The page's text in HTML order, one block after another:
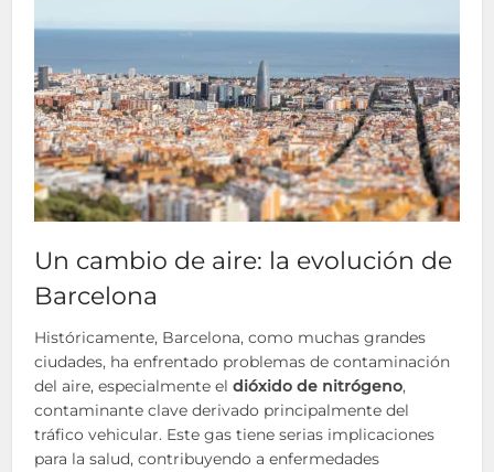
Un cambio de aire: la evolución de
Barcelona
Históricamente, Barcelona, como muchas grandes
ciudades, ha enfrentado problemas de contaminación
del aire, especialmente eldióxido de nitrógeno,
contaminante clave derivado principalmente del
tráfico vehicular. Este gas tiene serias implicaciones
para la salud, contribuyendo a enfermedades